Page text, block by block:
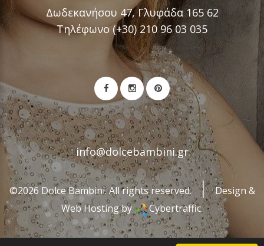
Δωδεκανήσου 47, Γλυφάδα 165 62
Τηλέφωνο (+30) 210 96 03 035
info@dolcebambini.gr
©2026 Dolce Bambini. All rights reserved.
Design &
Web Hosting by
Cybertraffic.